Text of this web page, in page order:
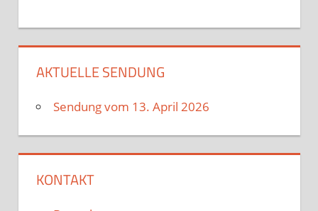
AKTUELLE SENDUNG
Sendung vom 13. April 2026
KONTAKT